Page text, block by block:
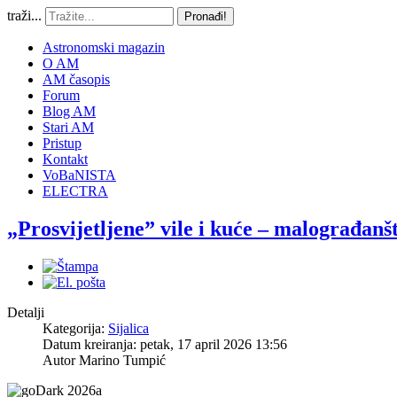
traži... Pronađi!
Astronomski magazin
O AM
AM časopis
Forum
Blog AM
Stari AM
Pristup
Kontakt
VoBaNISTA
ELECTRA
„Prosvijetljene” vile i kuće –
Detalji
Kategorija: Sijalica
Datum kreiranja: petak, 17 april 2026 13:56
AutorMarino Tumpić